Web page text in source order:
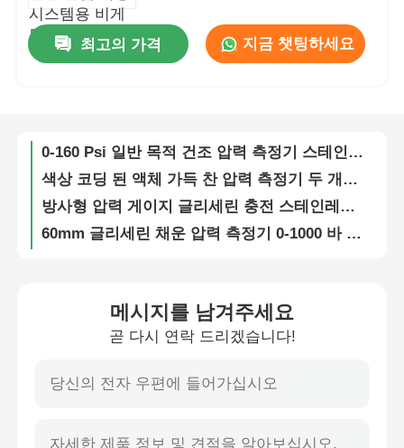
회사 소개
품질 관리
연락처
스테인리스 스틸 압력 측정기
충격 방지 압력 측정기
온도 및 압력 게이지
최고의 가격
지금 챗팅하세요
0-300 PSI 화재 스프링클러 압력 게이지 63mm 황동 연결 화재 예방 시스템 압력계
메시지를 남겨주세요
곧 다시 연락 드리겠습니다!